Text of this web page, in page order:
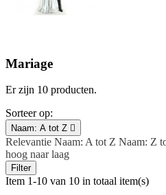
Mariage
Er zijn 10 producten.
Sorteer op:
Naam: A tot Z 
Relevantie Naam: A tot Z Naam: Z
hoog naar laag
Filter
Item 1-10 van 10 in totaal item(s)